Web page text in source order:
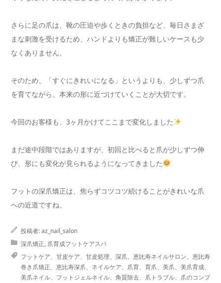
さらに足の爪は、靴の圧迫や歩くときの負担など、毎日さまざ
まな刺激を受けるため、ハンドよりも矯正が難しいケースも少
なくありません。
そのため、「すぐにきれいになる」というよりも、少しずつ爪
を育てながら、本来の形に近づけていくことが大切です。
今回のお客様も、3ヶ月かけてここまで変化しました
まだ途中段階ではありますが、初回と比べると爪が少しずつ伸
び、形にも変化が見られるようになってきました
フットの深爪矯正は、焦らずコツコツ続けることがきれいな爪
への近道ですね。
投稿者:az_nail_salon
深爪矯正, 爪育成フットケアスパ
フットケア、甘皮ケア、甘皮処理、深爪、恵比寿ネイルサロン、恵比寿
巻き爪矯正、恵比寿深爪、ネイルケア、爪育、育爪、美爪、美爪育成、
美爪ネイル、フットジェルネイル、角質除去、爪トラブル、爪のコンプ